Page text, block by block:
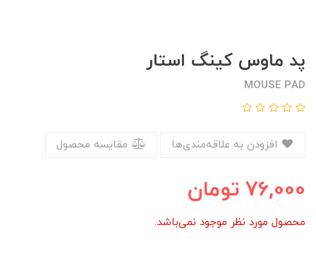
پد ماوس کینگ استار
MOUSE PAD
مقایسه محصول
76,000 تومان
محصول مورد نظر موجود نمی‌باشد.